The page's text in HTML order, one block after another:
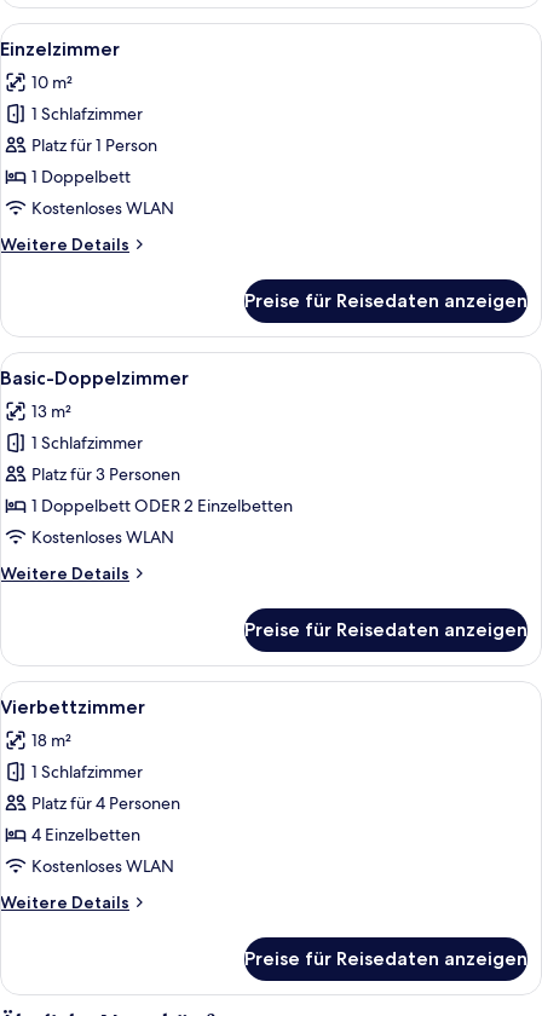
Alle
Fotos
für
Einzelzimmer
anzeigen
Ein Hotelzimmer mit Holz-Kopfteil,
6
Einzelzimmer
10 m²
1 Schlafzimmer
Platz für 1 Person
1 Doppelbett
Kostenloses WLAN
Weitere Details
Weitere
Preise für Reisedaten anzeigen
Alle
Fotos
für
Basic-
Doppelzimmer
anzeigen
Ein Hotelzimmer mit einem Bett,
6
Basic-Doppelzimmer
13 m²
1 Schlafzimmer
Platz für 3 Personen
1 Doppelbett ODER 2 Einzelbetten
Kostenloses WLAN
Weitere Details
Weitere
Doppelzimmer
Preise für Reisedaten anzeigen
Alle
Fotos
für
Vierbettzimmer
anzeigen
Ein modernes Badezimmer mit zwei
6
Vierbettzimmer
18 m²
1 Schlafzimmer
Platz für 4 Personen
4 Einzelbetten
Kostenloses WLAN
Weitere Details
Weitere
Preise für Reisedaten anzeigen